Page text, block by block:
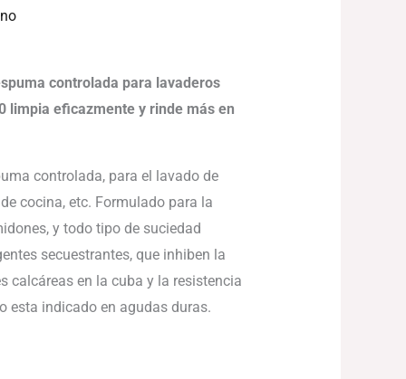
controlada para lavaderos
limpia eficazmente y rinde más en
controlada, para el lavado de
cocina, etc. Formulado para la
y todo tipo de suciedad
secuestrantes, que inhiben la
calcáreas en la cuba y la resistencia
esta indicado en agudas duras.